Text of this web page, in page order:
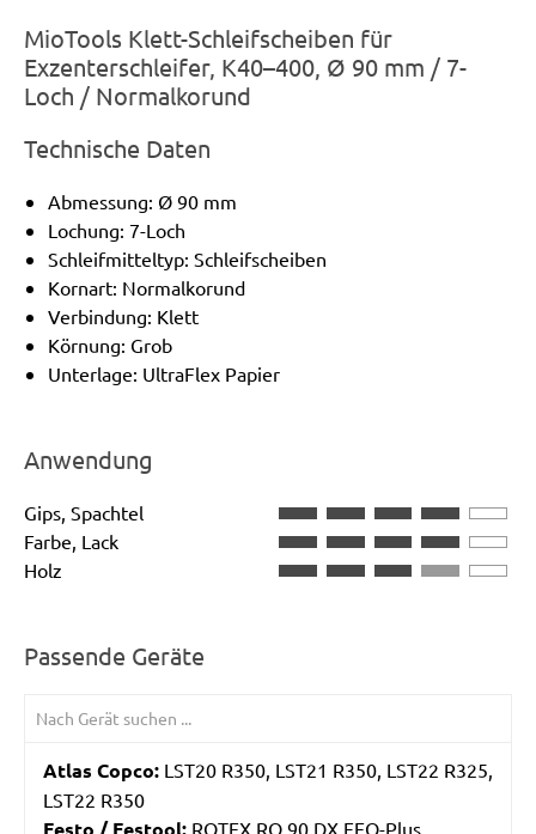
MioTools Klett-Schleifscheiben für
Exzenterschleifer, K40–400, Ø 90 mm / 7-
Loch / Normalkorund
Technische Daten
Abmessung: Ø 90 mm
Lochung: 7-Loch
Schleifmitteltyp: Schleifscheiben
Kornart: Normalkorund
Verbindung: Klett
Körnung: Grob
Unterlage: UltraFlex Papier
Anwendung
Gips, Spachtel
Farbe, Lack
Holz
Passende Geräte
Atlas Copco: LST20 R350, LST21 R350, LST22 R325,
LST22 R350
Festo / Festool: ROTEX RO 90 DX FEQ-Plus